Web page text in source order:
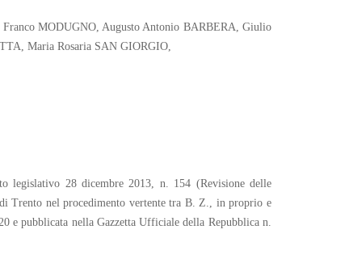
MODUGNO, Augusto Antonio BARBERA, Giulio
Maria Rosaria SAN GIORGIO,
legislativo 28 dicembre 2013, n. 154 (Revisione delle
Trento nel procedimento vertente tra B. Z., in proprio e
e pubblicata nella Gazzetta Ufficiale della Repubblica n.